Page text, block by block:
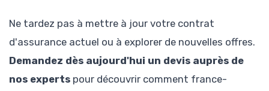
Ne tardez pas à mettre à jour votre contrat
d'assurance actuel ou à explorer de nouvelles offres.
Demandez dès aujourd'hui un devis auprès de
nos experts pour découvrir comment france-